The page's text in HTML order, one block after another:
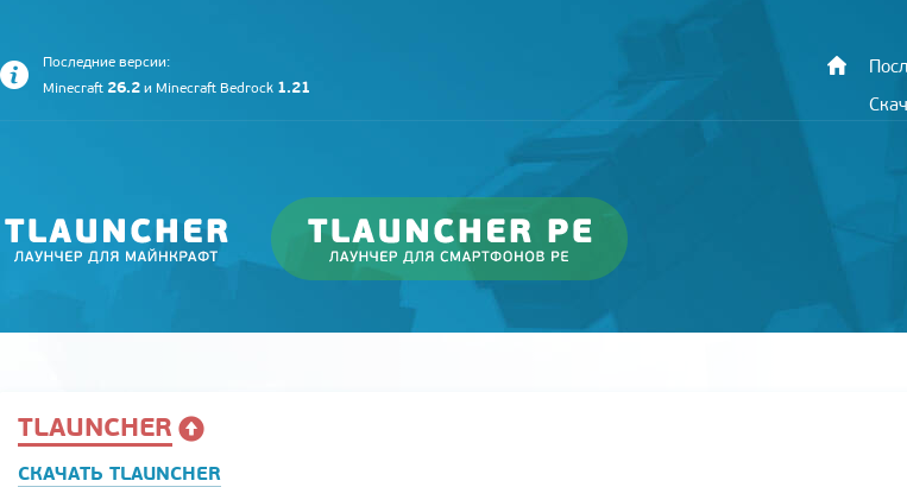
Последние версии:
Minecraft 26.2 и Minecraft Bedrock 1.21
TLAUNCHER
СКАЧАТЬ TLAUNCHER